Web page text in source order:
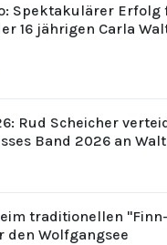
Spektakulärer Erfolg
16 jährigen Carla
Rud Scheicher
Band 2026 an
traditionellen
den Wolfgangsee